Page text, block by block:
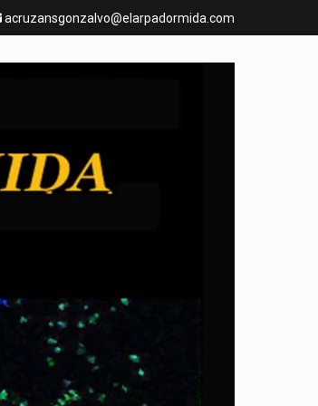
acruzansgonzalvo@elarpadormida.com